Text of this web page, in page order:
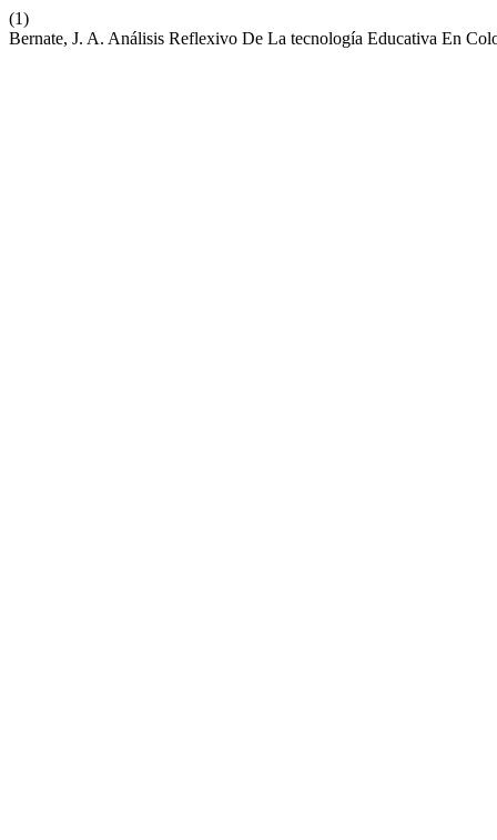
(1)
Bernate, J. A. Análisis Reflexivo De La tecnología Educativa En